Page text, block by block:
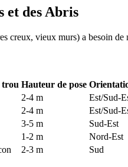
et des Abris
creux, vieux murs) a besoin
trou Hauteur de pose
2-4 m
Est/Sud-
2-4 m
Est/Sud-
3-5 m
Sud-Est
1-2 m
Nord-Est
2-3 m Sud